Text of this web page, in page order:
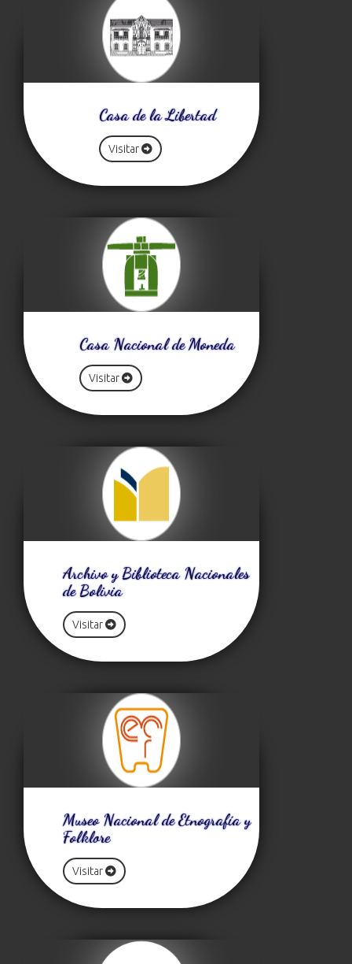
Casa de la Libertad
Visitar
Casa Nacional de Moneda
Visitar
Archivo y Biblioteca Nacionales
de Bolivia
Visitar
Museo Nacional de Etnografía y
Folklore
Visitar